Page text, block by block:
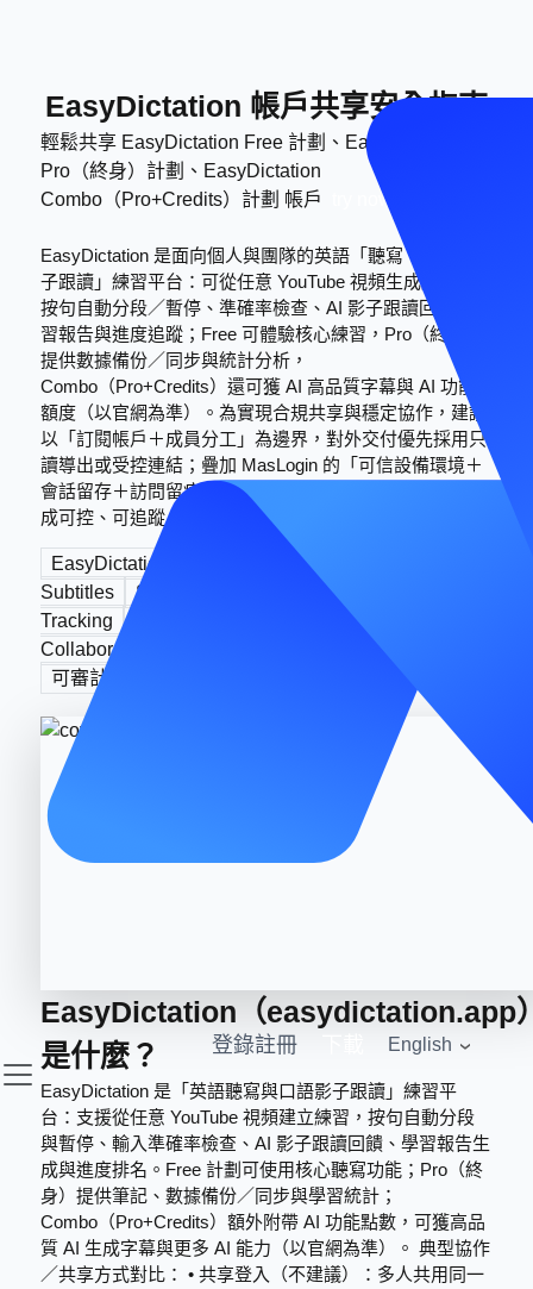
登錄註冊 English
EasyDictation 帳戶共享安全指南
輕鬆共享 EasyDictation Free 計劃、EasyDictation
Pro（終身）計劃、EasyDictation
Combo（Pro+Credits）計劃 帳戶
try now
EasyDictation 是面向個人與團隊的英語「聽寫 + 口語影
子跟讀」練習平台：可從任意 YouTube 視頻生成練習，
按句自動分段／暫停、準確率檢查、AI 影子跟讀回饋、學
習報告與進度追蹤；Free 可體驗核心練習，Pro（終身）
提供數據備份／同步與統計分析，
Combo（Pro+Credits）還可獲 AI 高品質字幕與 AI 功能
額度（以官網為準）。為實現合規共享與穩定協作，建議
以「訂閱帳戶＋成員分工」為邊界，對外交付優先採用只
讀導出或受控連結；疊加 MasLogin 的「可信設備環境＋
會話留存＋訪問留痕」，可顯著降低跨區驗證與中斷，形
成可控、可追蹤、可回收的協作閉環。
EasyDictation Dictation Practice
Subtitles
Shadowing Reports
Tracking
Credits
Collaboration
免密訪問
可審計協作
EasyDictation（easydictation.app
是什麼？
EasyDictation 是「英語聽寫與口語影子跟讀」練習平
台：支援從任意 YouTube 視頻建立練習，按句自動分段
與暫停、輸入準確率檢查、AI 影子跟讀回饋、學習報告生
成與進度排名。Free 計劃可使用核心聽寫功能；Pro（終
身）提供筆記、數據備份／同步與學習統計；
Combo（Pro+Credits）額外附帶 AI 功能點數，可獲高品
質 AI 生成字幕與更多 AI 能力（以官網為準）。 典型協作
／共享方式對比： • 共享登入（不建議）：多人共用同一